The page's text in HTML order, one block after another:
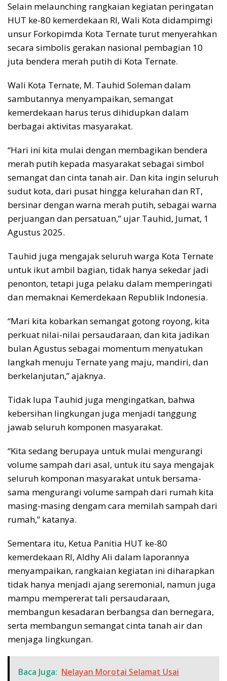
Selain melaunching rangkaian kegiatan peringatan
HUT ke-80 kemerdekaan RI, Wali Kota didampimgi
unsur Forkopimda Kota Ternate turut menyerahkan
secara simbolis gerakan nasional pembagian 10
juta bendera merah putih di Kota Ternate.
Wali Kota Ternate, M. Tauhid Soleman dalam
sambutannya menyampaikan, semangat
kemerdekaan harus terus dihidupkan dalam
berbagai aktivitas masyarakat.
“Hari ini kita mulai dengan membagikan bendera
merah putih kepada masyarakat sebagai simbol
semangat dan cinta tanah air. Dan kita ingin seluruh
sudut kota, dari pusat hingga kelurahan dan RT,
bersinar dengan warna merah putih, sebagai warna
perjuangan dan persatuan,” ujar Tauhid, Jumat, 1
Agustus 2025.
Tauhid juga mengajak seluruh warga Kota Ternate
untuk ikut ambil bagian, tidak hanya sekedar jadi
penonton, tetapi juga pelaku dalam memperingati
dan memaknai Kemerdekaan Republik Indonesia.
“Mari kita kobarkan semangat gotong royong, kita
perkuat nilai-nilai persaudaraan, dan kita jadikan
bulan Agustus sebagai momentum menyatukan
langkah menuju Ternate yang maju, mandiri, dan
berkelanjutan,” ajaknya.
Tidak lupa Tauhid juga mengingatkan, bahwa
kebersihan lingkungan juga menjadi tanggung
jawab seluruh komponen masyarakat.
“Kita sedang berupaya untuk mulai mengurangi
volume sampah dari asal, untuk itu saya mengajak
seluruh komponan masyarakat untuk bersama-
sama mengurangi volume sampah dari rumah kita
masing-masing dengam cara memilah sampah dari
rumah,” katanya.
Sementara itu, Ketua Panitia HUT ke-80
kemerdekaan RI, Aldhy Ali dalam laporannya
menyampaikan, rangkaian kegiatan ini diharapkan
tidak hanya menjadi ajang seremonial, namun juga
mampu mempererat tali persaudaraan,
membangun kesadaran berbangsa dan bernegara,
serta membangun semangat cinta tanah air dan
menjaga lingkungan.
Baca Juga: Nelayan Morotai Selamat Usai